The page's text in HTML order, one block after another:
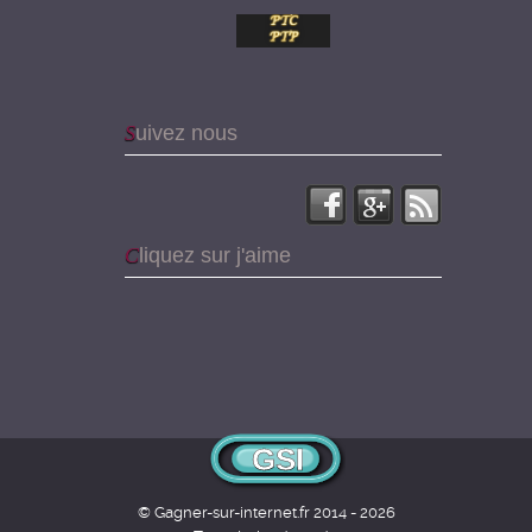
Suivez nous
Cliquez sur j'aime
GSI
© Gagner-sur-internet.fr 2014 - 2026